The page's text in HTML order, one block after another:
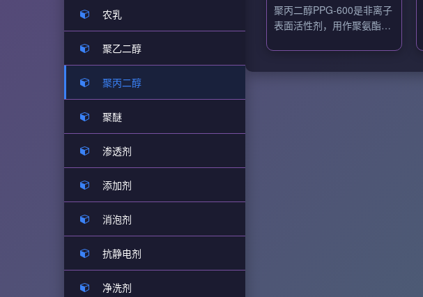
农乳
聚乙二醇
聚丙二醇
聚醚
渗透剂
添加剂
消泡剂
抗静电剂
净洗剂
聚丙二醇PPG-600是非离子
表面活性剂，用作聚氨酯泡
织行业。